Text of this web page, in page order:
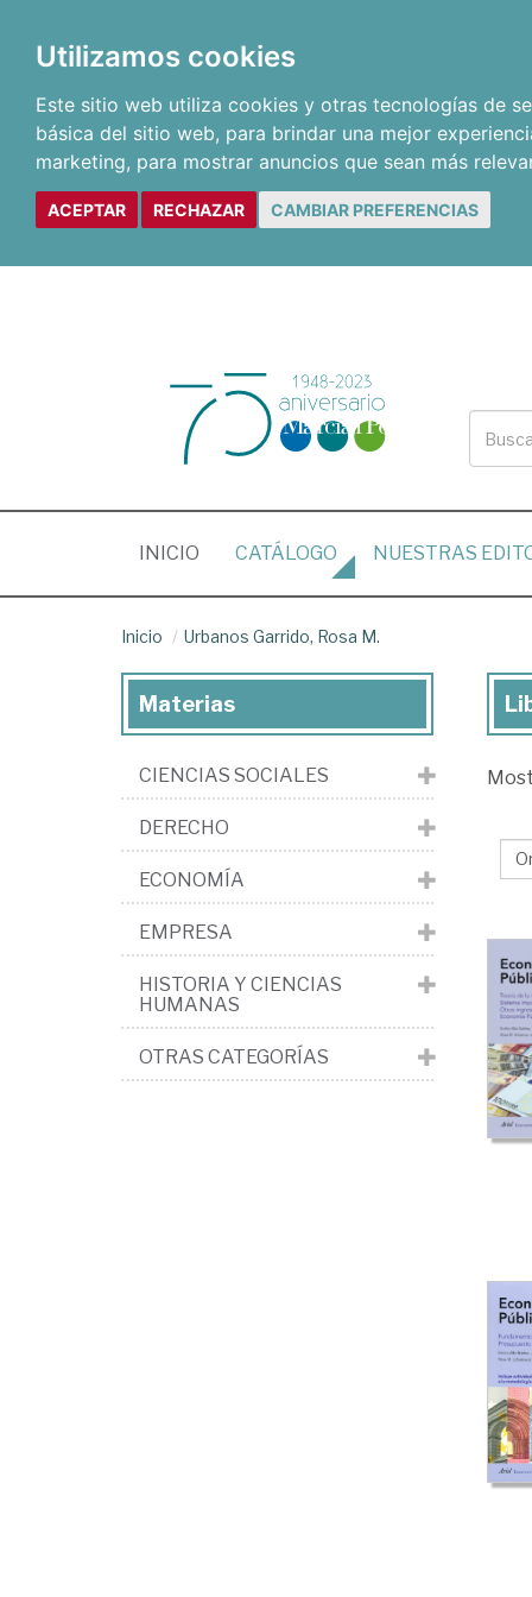
Utilizamos cookies
Este sitio web utiliza cookies y otras tecnologías de
básica del sitio web, para brindar una mejor
marketing, para mostrar anuncios que sean más
ACEPTAR RECHAZAR CAMBIAR PREFERENCIAS
INICIO (CURRENT)
CATÁLOGO NUESTRAS
Inicio Urbanos Garrido, Rosa M.
Materias
CIENCIAS SOCIALES
DERECHO
ECONOMÍA
EMPRESA
HISTORIA Y CIENCIAS
HUMANAS
OTRAS CATEGORÍAS